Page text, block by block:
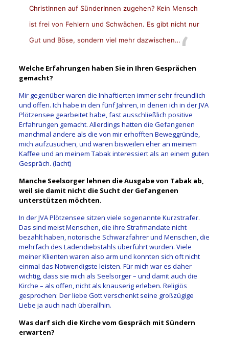
ChristInnen auf SünderInnen zugehen? Kein Mensch
ist frei von Fehlern und Schwächen. Es gibt nicht nur
Gut und Böse, sondern viel mehr dazwischen…
Welche Erfahrungen haben Sie in Ihren Gesprächen
gemacht?
Mir gegenüber waren die Inhaftierten immer sehr freundlich
und offen. Ich habe in den fünf Jahren, in denen ich in der JVA
Plötzensee gearbeitet habe, fast ausschließlich positive
Erfahrungen gemacht. Allerdings hatten die Gefangenen
manchmal andere als die von mir erhofften Beweggründe,
mich aufzusuchen, und waren bisweilen eher an meinem
Kaffee und an meinem Tabak interessiert als an einem guten
Gespräch. (lacht)
Manche Seelsorger lehnen die Ausgabe von Tabak ab,
weil sie damit nicht die Sucht der Gefangenen
unterstützen möchten.
In der JVA Plötzensee sitzen viele sogenannte Kurzstrafer.
Das sind meist Menschen, die ihre Strafmandate nicht
bezahlt haben, notorische Schwarzfahrer und Menschen, die
mehrfach des Ladendiebstahls überführt wurden. Viele
meiner Klienten waren also arm und konnten sich oft nicht
einmal das Notwendigste leisten. Für mich war es daher
wichtig, dass sie mich als Seelsorger – und damit auch die
Kirche – als offen, nicht als knauserig erleben. Religiös
gesprochen: Der liebe Gott verschenkt seine großzügige
Liebe ja auch nach überallhin.
Was darf sich die Kirche vom Gespräch mit Sündern
erwarten?